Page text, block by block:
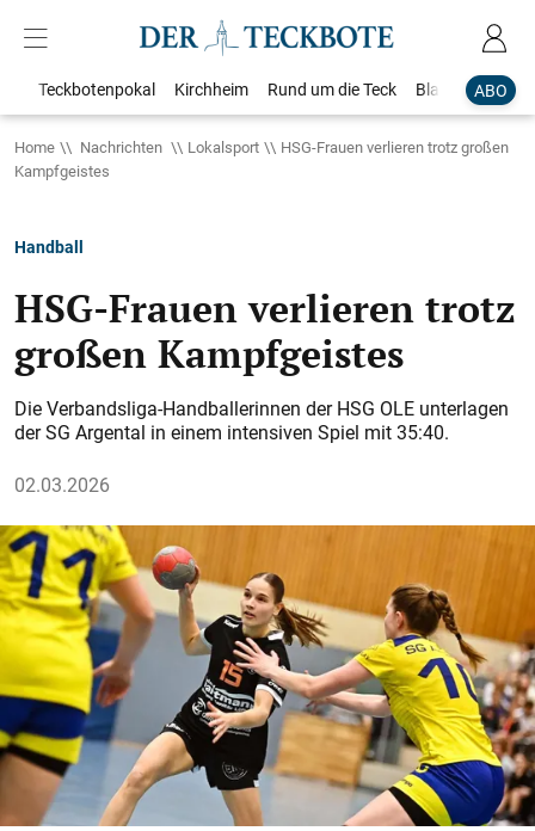
ABO
Teckbotenpokal Kirchheim Rund um die Teck Blaulicht
Home Nachrichten Lokalsport
HSG-Frauen verlieren trotz großen
Kampfgeistes
Handball
HSG-Frauen verlieren trotz
großen Kampfgeistes
Die Verbandsliga-Handballerinnen der HSG OLE unterlagen
der SG Argental in einem intensiven Spiel mit 35:40.
02.03.2026